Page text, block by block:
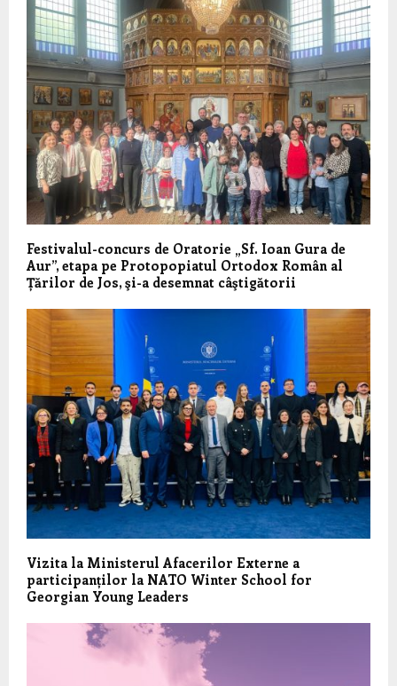
Festivalul-concurs de Oratorie „Sf. Ioan Gura de
Aur”, etapa pe Protopopiatul Ortodox Român al
Țărilor de Jos, şi-a desemnat câştigătorii
Vizita la Ministerul Afacerilor Externe a
participanților la NATO Winter School for
Georgian Young Leaders